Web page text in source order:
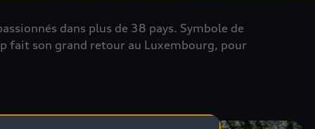
dans plus de 38 pays. Symbole de
fait son grand retour au Luxembourg, pour